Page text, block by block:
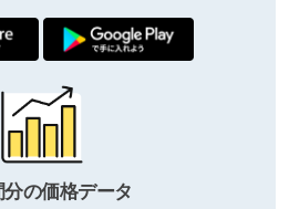
分の価格データ